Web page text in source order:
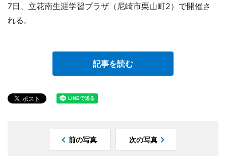
7日、立花南生涯学習プラザ（尼崎市栗山町2）で開催さ
れる。
記事を読む
前の写真 次の写真